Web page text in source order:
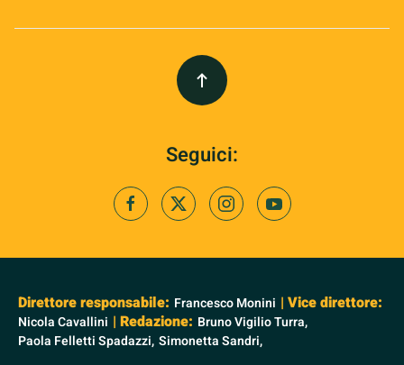
Seguici:
Direttore responsabile: Francesco Monini | Vice direttore:
Nicola Cavallini | Redazione: Bruno Vigilio Turra,
Paola Felletti Spadazzi, Simonetta Sandri,